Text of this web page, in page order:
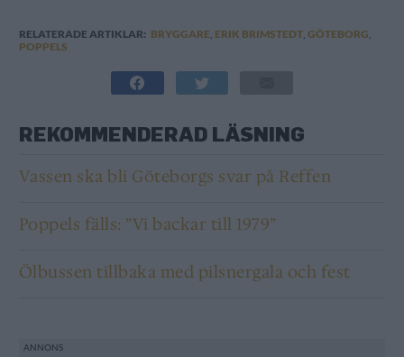
RELATERADE ARTIKLAR: BRYGGARE, ERIK BRIMSTEDT, GÖTEBORG,
POPPELS
REKOMMENDERAD LÄSNING
Vassen ska bli Göteborgs svar på Reffen
Poppels fälls: ”Vi backar till 1979”
Ölbussen tillbaka med pilsnergala och fest